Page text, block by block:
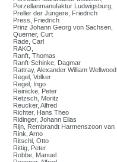
Porzellanmanufaktur Ludwigsburg,
Preller der Jüngere, Friedrich
Press, Friedrich
Prinz Johann Georg von Sachsen,
Querner, Curt
Rade, Carl
RAKO,
Ranft, Thomas
Ranft-Schinke, Dagmar
Rattray, Alexander William Wellwood
Regel, Volker
Regel, Ingo
Reinicke, Peter
Retzsch, Moritz
Reucker, Alfred
Richter, Hans Theo
Ridinger, Johann Elias
Rijn, Rembrandt Harmenszoon van
Rink, Arno
Ritschl, Otto
Rittig, Peter
Robbe, Manuel